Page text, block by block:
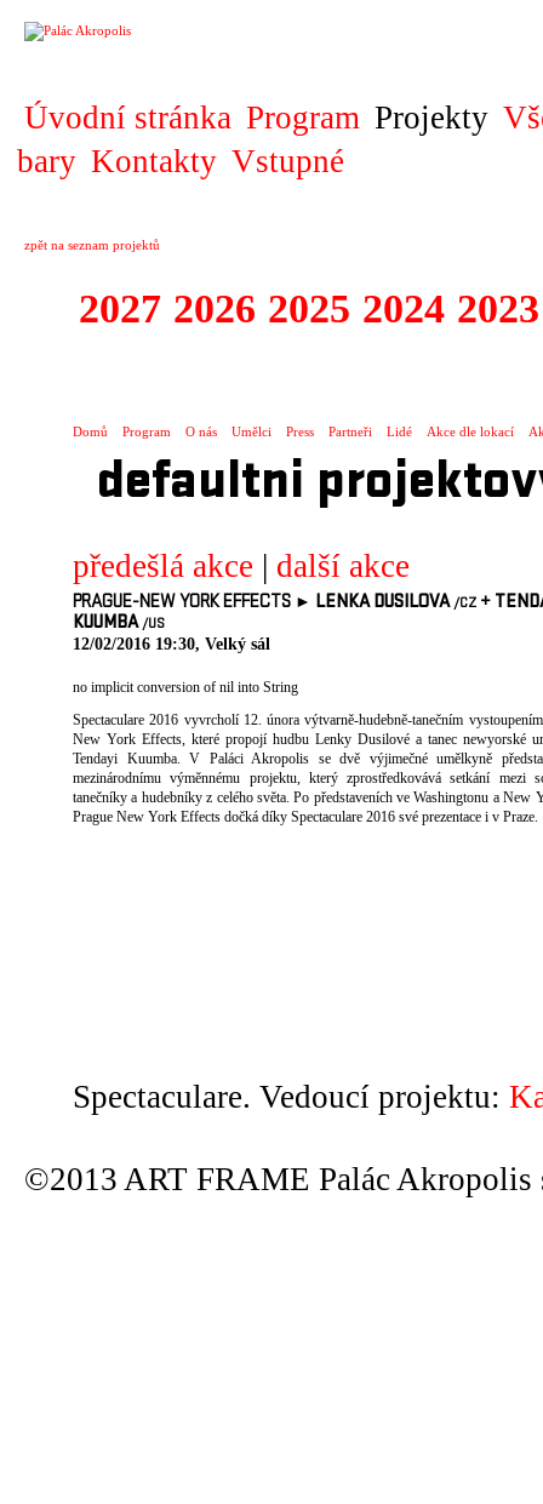
Úvodní stránka Program Projekty
bary Kontakty Vstupné
zpět na seznam projektů
2027 2026 2025 2024 2023
Domů Program O nás Umělci Press Partneři Lidé Akce dle lokací
defaultni
předešlá akce | další akce
PRAGUE-NEW YORK EFFECTS ► LENKA DUSILOVA/CZ +
KUUMBA/US
12/02/2016 19:30, Velký sál
no implicit conversion of nil into String
Spectaculare 2016 vyvrcholí 12. února výtvarně-hudebně-tanečním
New York Effects, které propojí hudbu Lenky Dusilové a tanec newyorské
Tendayi Kuumba. V Paláci Akropolis se dvě výjimečné umělkyně
mezinárodnímu výměnnému projektu, který zprostředkovává setkání mezi
tanečníky a hudebníky z celého světa. Po představeních ve Washingtonu a New
Prague New York Effects dočká díky Spectaculare 2016 své prezentace i v Praze.
Spectaculare. Vedoucí projektu:
©2013 ART FRAME Palác Akropolis